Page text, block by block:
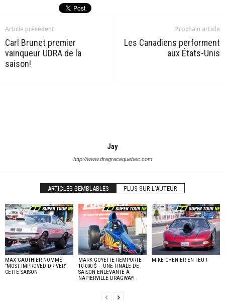
Article précédent
Carl Brunet premier
vainqueur UDRA de la
saison!
Prochain article
Les Canadiens performent
aux États-Unis
Jay
http://www.dragracequebec.com
ARTICLES SEMBLABLES PLUS SUR L'AUTEUR
MAX GAUTHIER NOMMÉ
”MOST IMPROVED DRIVER”
CETTE SAISON
MARK GOYETTE REMPORTE
10 000 $ – UNE FINALE DE
SAISON ENLEVANTE À
NAPIERVILLE DRAGWAY!
MIKE CHENIER EN FEU !